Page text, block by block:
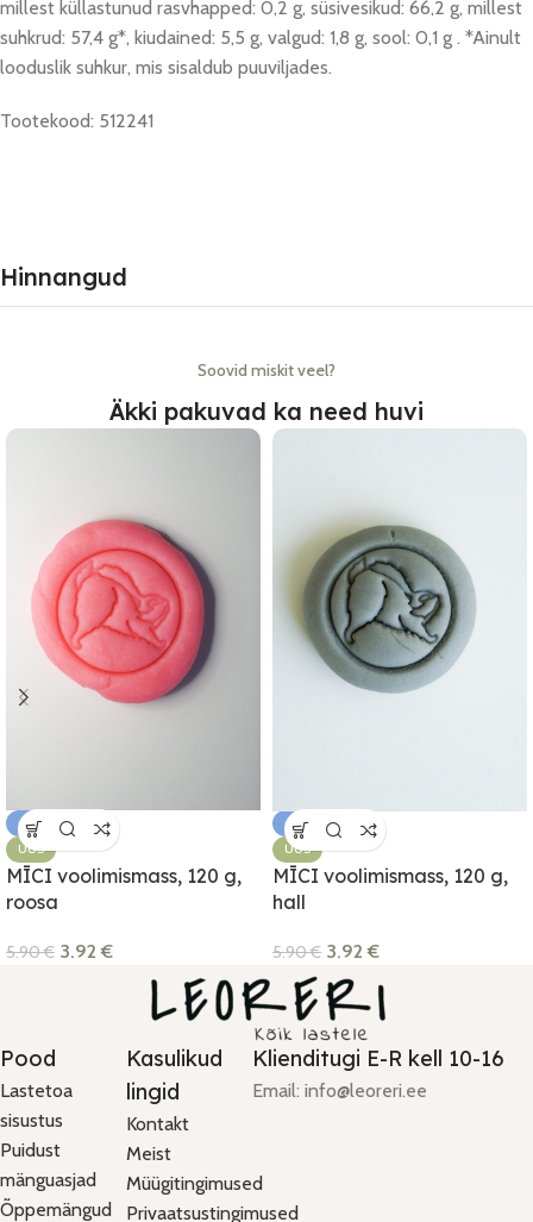
millest küllastunud rasvhapped: 0,2 g, süsivesikud: 66,2 g, millest
suhkrud: 57,4 g*, kiudained: 5,5 g, valgud: 1,8 g, sool: 0,1 g . *Ainult
looduslik suhkur, mis sisaldub puuviljades.
Tootekood: 512241
Hinnangud
Soovid miskit veel?
Äkki pakuvad ka need huvi
-34%
UUS
MĪCI voolimismass, 120 g,
roosa
5.90€ 3.92€
-34%
UUS
MĪCI voolimismass, 120 g,
hall
5.90€ 3.92€
Pood
Lastetoa
sisustus
Puidust
mänguasjad
Õppemängud
Kasulikud
lingid
Kontakt
Meist
Müügitingimused
Privaatsustingimused
Klienditugi E-R kell 10-16
Email: info@leoreri.ee